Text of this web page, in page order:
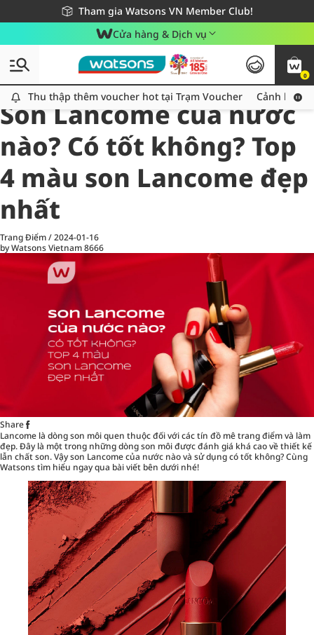
Tham gia Watsons VN Member Club!
Miễn phí giao hàng cho đơn hàng từ 249,000Đ
Giao hàng nhanh 24h - Áp dụng khu vực TP. Hồ Chí Minh
Cửa hàng & Dịch vụ
0
Thu thập thêm voucher hot tại Trạm Voucher
Thu thập thêm voucher hot tại Trạm Voucher Cảnh báo
All
Chăm Sóc Cá Nhân
Son Lancome của nước
nào? Có tốt không? Top
4 màu son Lancome đẹp
nhất
Trang Điểm/2024-01-16
by Watsons Vietnam8666
Share
Lancome là dòng son môi quen thuộc đối với các tín đồ mêtrang điểmvà làm
đẹp. Đây là một trong những dòng son môi được đánh giá khá cao về thiết kế
lẫn chất son. Vậy son Lancome của nước nào và sử dụng có tốt không? Cùng
Watsons tìm hiểu ngay qua bài viết bên dưới nhé!